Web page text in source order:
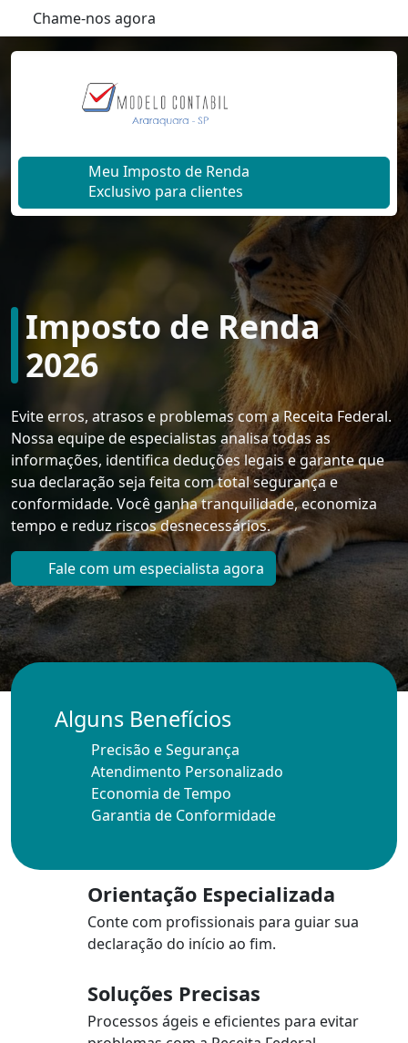
Chame-nos agora
Meu Imposto de Renda
Exclusivo para clientes
Imposto de Renda
2026
Evite erros, atrasos e problemas com a Receita Federal.
Nossa equipe de especialistas analisa todas as
informações, identifica deduções legais e garante que
sua declaração seja feita com total segurança e
conformidade. Você ganha tranquilidade, economiza
tempo e reduz riscos desnecessários.
Fale com um especialista agora
Orientação Especializada
Conte com profissionais para guiar sua
declaração do início ao fim.
Soluções Precisas
Processos ágeis e eficientes para evitar
Alguns Benefícios
Precisão e Segurança
Atendimento Personalizado
Economia de Tempo
Garantia de Conformidade